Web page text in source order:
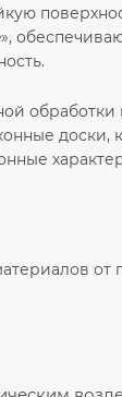
обработки
доски,
от